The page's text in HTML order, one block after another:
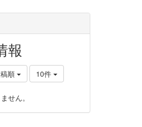
報
順 10件
せん。